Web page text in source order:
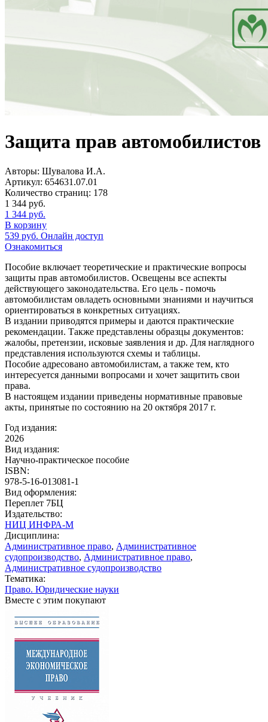
Защита прав автомобилистов
Авторы: Шувалова И.А.
Артикул: 654631.07.01
Количество страниц: 178
1 344 руб.
1 344 руб.
В корзину
539 руб. Онлайн доступ
Ознакомиться
Пособие включает теоретические и практические вопросы
защиты прав автомобилистов. Освещены все аспекты
действующего законодательства. Его цель - помочь
автомобилистам овладеть основными знаниями и научиться
ориентироваться в конкретных ситуациях.
В издании приводятся примеры и даются практические
рекомендации. Также представлены образцы документов:
жалобы, претензии, исковые заявления и др. Для наглядного
представления используются схемы и таблицы.
Пособие адресовано автомобилистам, а также тем, кто
интересуется данными вопросами и хочет защитить свои
права.
В настоящем издании приведены нормативные правовые
акты, принятые по состоянию на 20 октября 2017 г.
Год издания:
2026
Вид издания:
Научно-практическое пособие
ISBN:
978-5-16-013081-1
Вид оформления:
Переплет 7БЦ
Издательство:
НИЦ ИНФРА-М
Дисциплина:
Административное право, Административное
судопроизводство, Административное право,
Административное судопроизводство
Тематика:
Право. Юридические науки
Вместе с этим покупают